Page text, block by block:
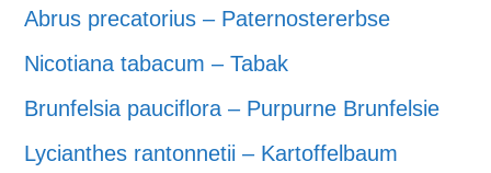
Abrus precatorius – Paternostererbse
Nicotiana tabacum – Tabak
Brunfelsia pauciflora – Purpurne Brunfelsie
Lycianthes rantonnetii – Kartoffelbaum